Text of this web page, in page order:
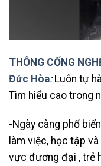
THÔNG CỐNG
Đức Hòa:Luôn tự
Tìm hiểu cao trong
-Ngày càng phổ
làm việc, học tập
vực đương đại , trẻ